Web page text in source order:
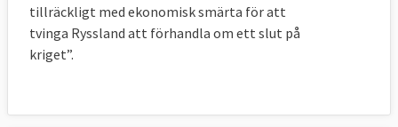
tillräckligt med ekonomisk smärta för att
tvinga Ryssland att förhandla om ett slut på
kriget”.